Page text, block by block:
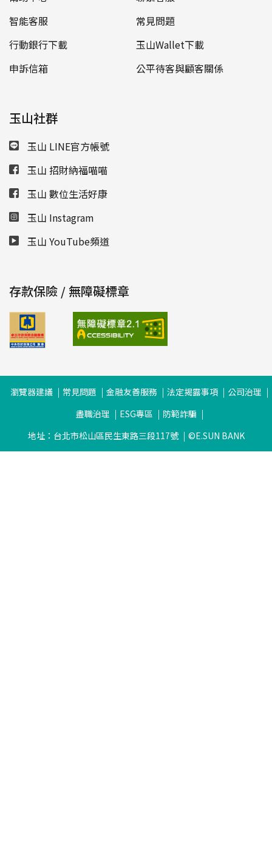
智能客服
常見問題
行動銀行下載
玉山Wallet下載
申訴信箱
公平待客與顧客關係
玉山社群
玉山 LINE官方帳號
玉山 招財納福喵喵
玉山 數位生活好康
玉山 Instagram
玉山 YouTube頻道
存款保險 / 無障礙標章
瀏覽器建議 常見問題 金融友善服務 法定揭露事項
公司治理
盡職治理
ESG專區
防範詐騙
地址：台北市松山區民生東路三段117號
©E.SUN BANK